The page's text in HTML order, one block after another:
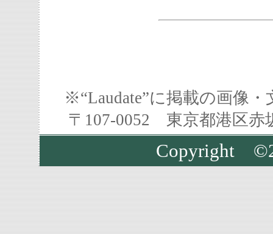
※“Laudate”に掲載の画像
〒107-0052 東京都港区
Copyright